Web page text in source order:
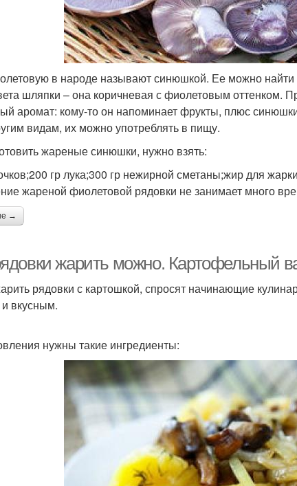
в народе называют синюшкой. Ее можно
шляпки – она коричневая с фиолетовым оттенком.
аромат: кому-то он напоминает фрукты, плюс
видам, их можно употреблять в пищу.
жареные синюшки, нужно взять:
гр лука;300 гр нежирной сметаны;жир для
жареной фиолетовой рядовки не занимает много
→
жарить можно. Картофельный
рядовки с картошкой, спросят начинающие
вкусным.
нужны такие ингредиенты: